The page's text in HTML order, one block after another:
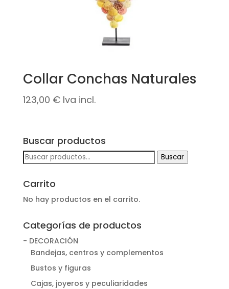
Collar Conchas Naturales
123,00 € Iva incl.
Buscar productos
Buscar
por:
Buscar
Carrito
No hay productos en el carrito.
Categorías de productos
- DECORACIÓN
Bandejas, centros y complementos
Bustos y figuras
Cajas, joyeros y peculiaridades